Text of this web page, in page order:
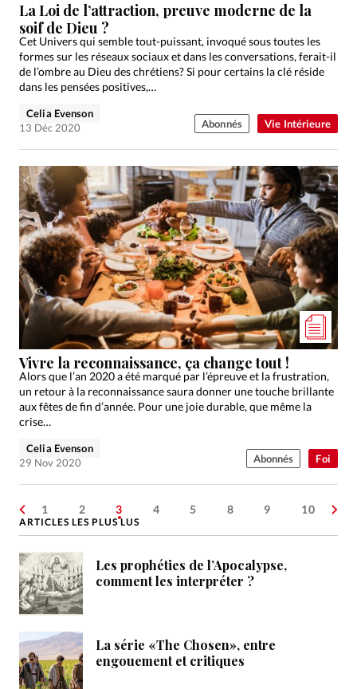
Vie Intérieure
La Loi de l’attraction, preuve moderne de la
soif de Dieu ?
Cet Univers qui semble tout-puissant, invoqué sous toutes les
formes sur les réseaux sociaux et dans les conversations, ferait-il
de l’ombre au Dieu des chrétiens? Si pour certains la clé réside
dans les pensées positives,…
Celia Evenson
13 Déc 2020
Abonnés
Foi
Vivre la reconnaissance, ça change tout !
Alors que l’an 2020 a été marqué par l’épreuve et la frustration,
un retour à la reconnaissance saura donner une touche brillante
aux fêtes de fin d’année. Pour une joie durable, que même la
crise…
Celia Evenson
29 Nov 2020
Abonnés
1 2 3 4 5 8 9 10
ARTICLES LES PLUS LUS
Les prophéties de l’Apocalypse,
comment les interpréter ?
La série «The Chosen», entre
engouement et critiques